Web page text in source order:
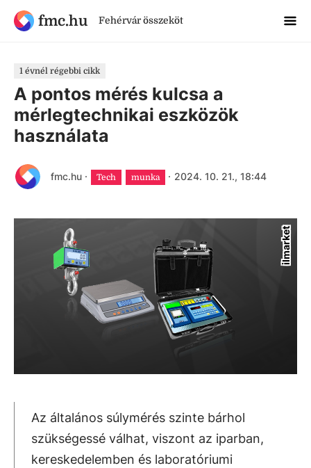
fmc.hu Fehérvár összeköt
1 évnél régebbi cikk
A pontos mérés kulcsa a
mérlegtechnikai eszközök
használata
fmc.hu · Tech munka · 2024. 10. 21., 18:44
ilmarket
Az általános súlymérés szinte bárhol
szükségessé válhat, viszont az iparban,
kereskedelemben és laboratóriumi